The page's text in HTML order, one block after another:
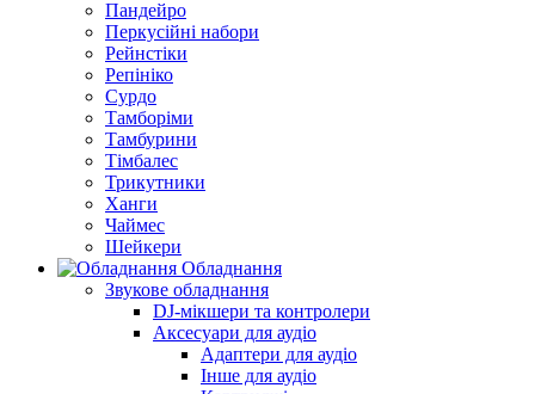
Пандейро
Перкусійні набори
Рейнстіки
Репініко
Сурдо
Тамборіми
Тамбурини
Тімбалес
Трикутники
Ханги
Чаймес
Шейкери
Обладнання
Звукове обладнання
DJ-мікшери та контролери
Аксесуари для аудіо
Адаптери для аудіо
Інше для аудіо